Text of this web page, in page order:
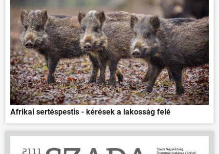
Afrikai sertéspestis - kérések a lakosság felé